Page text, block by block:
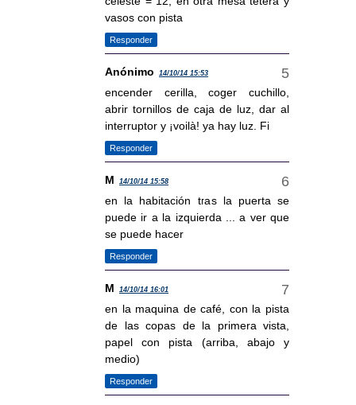
vasos con pista
Responder
Anónimo 14/10/14 15:53
encender cerilla, coger cuchillo,
abrir tornillos de caja de luz, dar al
interruptor y ¡voilà! ya hay luz. Fi
Responder
M 14/10/14 15:58
en la habitación tras la puerta se
puede ir a la izquierda ... a ver que
se puede hacer
Responder
M 14/10/14 16:01
en la maquina de café, con la pista
de las copas de la primera vista,
papel con pista (arriba, abajo y
medio)
Responder